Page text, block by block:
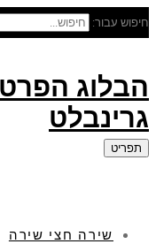
חיפוש עבור:
הבלוג
גרינבלט
תפריט
שירה חצי שירה